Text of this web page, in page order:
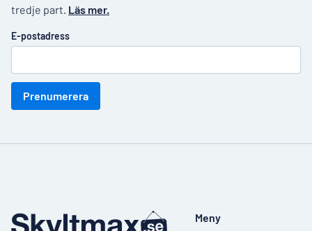
tredje part. Läs mer.
E-postadress
Prenumerera
Meny